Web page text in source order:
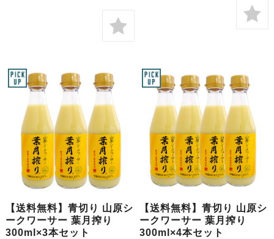
【送料無料】青切り 山原シ
ークワーサー 葉月搾り
300ml×3本セット
【送料無料】青切り 山原シ
ークワーサー 葉月搾り
300ml×4本セット